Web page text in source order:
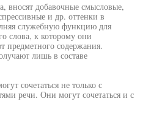
вносят добавочные смысловые,
и др. оттенки в
служебную функцию для
слова, к которому они
содержания.
лишь в составе
сочетаться не только с
речи. Они могут сочетаться и с